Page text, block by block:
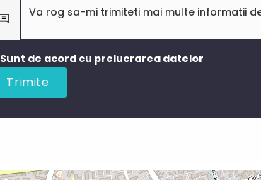
Sunt de acord cu prelucrarea datelor